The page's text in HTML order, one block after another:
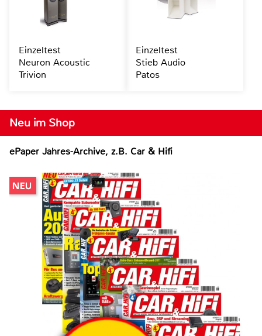
Neu im Shop
ePaper Jahres-Archive, z.B. Car & Hifi
Einzeltest
Neuron Acoustic
Trivion
Einzeltest
Stieb Audio
Patos